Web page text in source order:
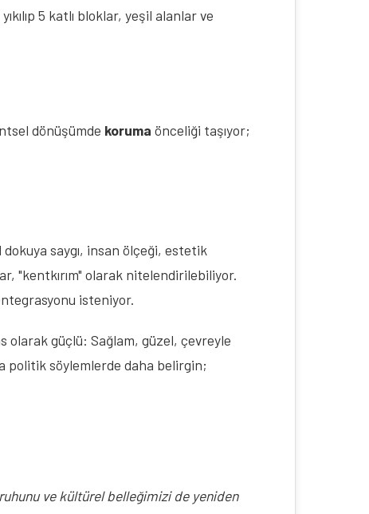
5 katlı bloklar, yeşil alanlar ve
dönüşümde koruma önceliği taşıyor;
dokuya saygı, insan ölçeği, estetik
"kentkırım" olarak nitelendirilebiliyor.
isteniyor.
olarak güçlü: Sağlam, güzel, çevreyle
politik söylemlerde daha belirgin;
ve kültürel belleğimizi de yeniden